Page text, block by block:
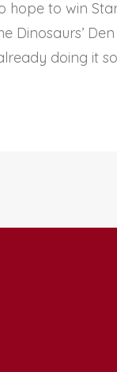
hope to win
Dinosaurs’
doing it so